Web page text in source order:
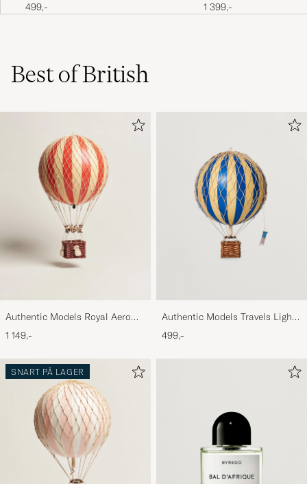
499,-
1 399,-
Best of British
Authentic Models Royal Aero
Led Balloon True Red
1 149,-
Authentic Models Travels Light
Balloon Blue
499,-
SNART PÅ LAGER